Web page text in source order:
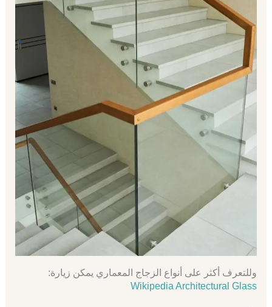
وللتعرف أكثر على أنواع الزجاج المعماري يمكن زيارة:
Wikipedia Architectural Glass